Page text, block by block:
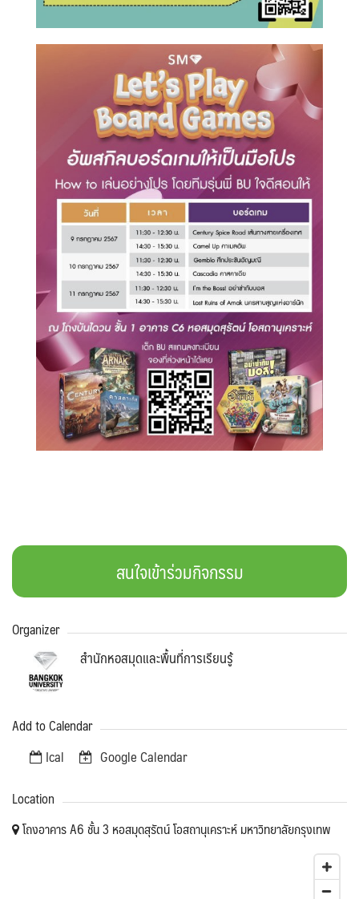
Search
Search
สนใจเข้าร่วมกิจกรรม
Organizer
สำนักหอสมุดและพื้นที่การเรียนรู้
Add to Calendar
Ical Google Calendar
Location
โถงอาคาร A6 ชั้น 3 หอสมุดสุรัตน์ โอสถานุเคราะห์ มหาวิทยาลัยกรุงเทพ